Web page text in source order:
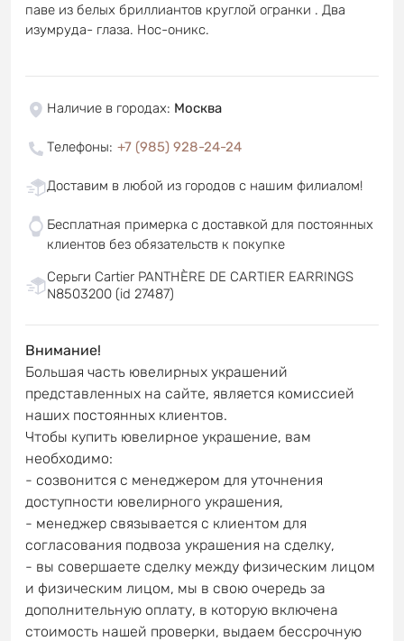
паве из белых бриллиантов круглой огранки . Два
изумруда- глаза. Нос-оникс.
Наличие в городах: Москва
Телефоны: +7 (985) 928-24-24
Доставим в любой из городов с нашим филиалом!
Бесплатная примерка с доставкой для постоянных
клиентов без обязательств к покупке
Серьги Cartier PANTHÈRE DE CARTIER EARRINGS
N8503200 (id 27487)
Внимание!
Большая часть ювелирных украшений
представленных на сайте, является комиссией
наших постоянных клиентов.
Чтобы купить ювелирное украшение, вам
необходимо:
- созвонится с менеджером для уточнения
доступности ювелирного украшения,
- менеджер связывается с клиентом для
согласования подвоза украшения на сделку,
- вы совершаете сделку между физическим лицом
и физическим лицом, мы в свою очередь за
дополнительную оплату, в которую включена
стоимость нашей проверки, выдаем бессрочную